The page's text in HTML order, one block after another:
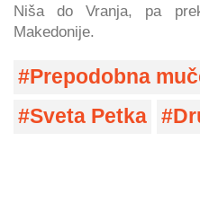
Niša do Vranja, pa
Makedonije.
Prepodobna
Sveta Petka